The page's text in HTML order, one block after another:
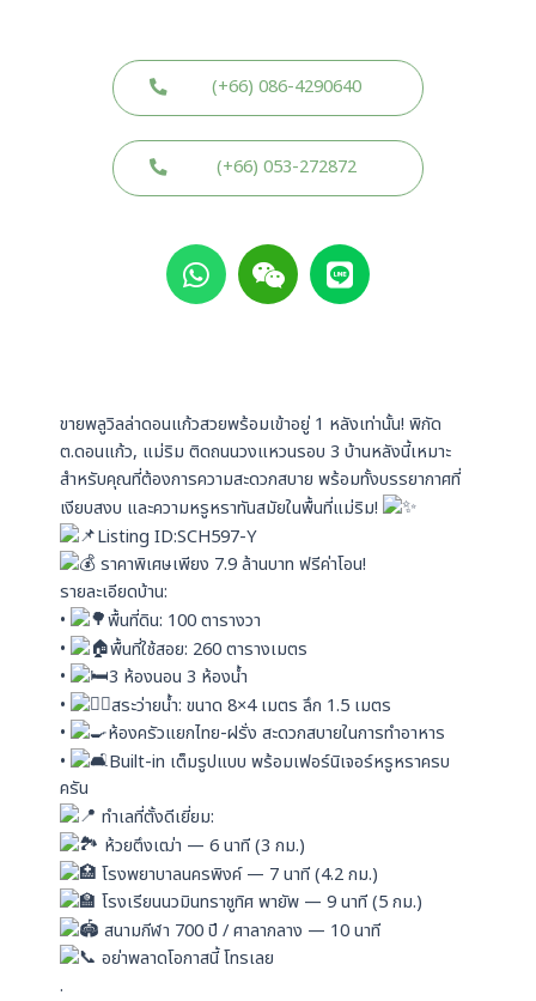
(+66) 086-4290640
(+66) 053-272872
W
h
a
p
p
W
e
i
L
i
n
ขายพลูวิลล่าดอนแก้วสวยพร้อมเข้าอยู่ 1 หลังเท่านั้น! พิกัด
ต.ดอนแก้ว, แม่ริม ติดถนนวงแหวนรอบ 3 บ้านหลังนี้เหมาะ
สำหรับคุณที่ต้องการความสะดวกสบาย พร้อมทั้งบรรยากาศที่
เงียบสงบ และความหรูหราทันสมัยในพื้นที่แม่ริม!
Listing ID:SCH597-Y
ราคาพิเศษเพียง 7.9 ล้านบาท ฟรีค่าโอน!
รายละเอียดบ้าน:
•
พื้นที่ดิน: 100 ตารางวา
•
พื้นที่ใช้สอย: 260 ตารางเมตร
•
3 ห้องนอน 3 ห้องน้ำ
•
สระว่ายน้ำ: ขนาด 8×4 เมตร ลึก 1.5 เมตร
•
ห้องครัวแยกไทย-ฝรั่ง สะดวกสบายในการทำอาหาร
•
Built-in เต็มรูปแบบ พร้อมเฟอร์นิเจอร์หรูหราครบ
ครัน
ทำเลที่ตั้งดีเยี่ยม:
ห้วยตึงเฒ่า — 6 นาที (3 กม.)
โรงพยาบาลนครพิงค์ — 7 นาที (4.2 กม.)
โรงเรียนนวมินทราชูทิศ พายัพ — 9 นาที (5 กม.)
สนามกีฬา 700 ปี / ศาลากลาง — 10 นาที
อย่าพลาดโอกาสนี้ โทรเลย
.